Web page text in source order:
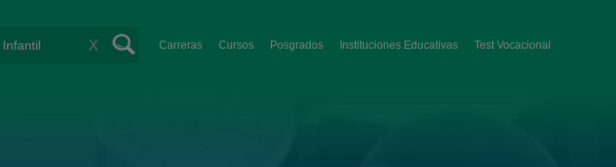
Carreras Cursos Posgrados Instituciones Educativas Test Vocacional
X